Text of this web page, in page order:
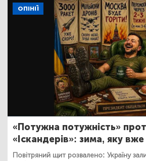
ОПІНІЇ
«Потужна потужність»
«Іскандерів»: зима, яку
Повітряний щит розвалено: Україну